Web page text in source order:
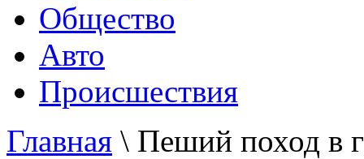
Общество
Авто
Происшествия
Главная \ Пеший поход в